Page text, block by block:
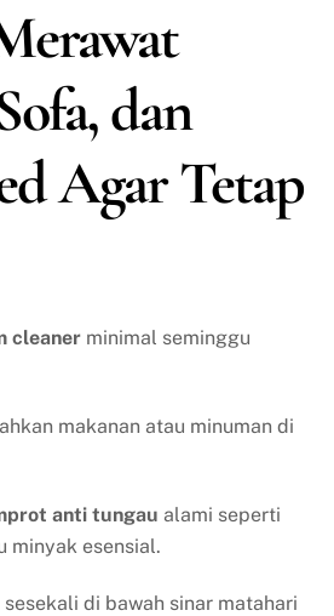
dan
Agar Tetap
cleaner minimal seminggu
makanan atau minuman di
anti tungau alami seperti
minyak esensial.
di bawah sinar matahari